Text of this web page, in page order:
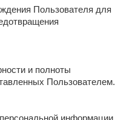
Пользователя для
и полноты
Пользователем.
информации